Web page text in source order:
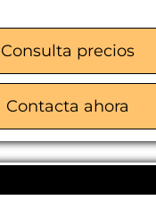
con cámaras
de alquiler flexible
de compras
de embalaje
Consulta precios
Contacta ahora